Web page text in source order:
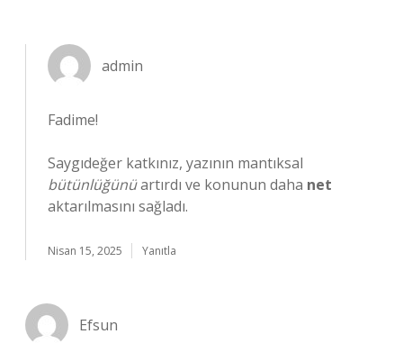
admin
Fadime!
Saygıdeğer katkınız, yazının mantıksal
bütünlüğünüartırdı ve konunun daha net
aktarılmasını sağladı.
Nisan 15, 2025 Yanıtla
Efsun